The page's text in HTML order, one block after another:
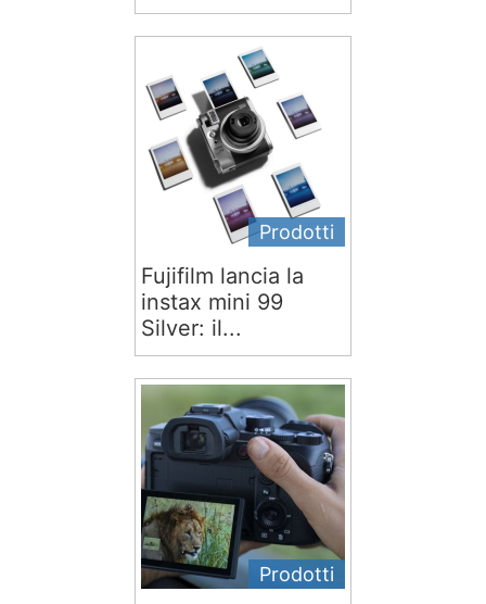
Prodotti
Fujifilm lancia la
instax mini 99
Silver: il...
Prodotti